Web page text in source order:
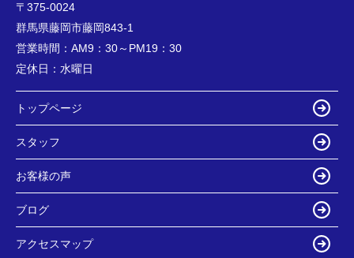
〒375-0024
群馬県藤岡市藤岡843-1
営業時間： AM9：30～PM19：30
定休日： 水曜日
トップページ
スタッフ
お客様の声
ブログ
アクセスマップ